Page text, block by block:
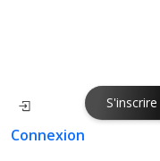
Connexion
S'inscrire